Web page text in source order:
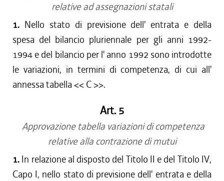
relative ad assegnazioni statali
1. Nello stato di previsione dell' entrata e della
spesa del bilancio pluriennale per gli anni 1992-
1994 e del bilancio per l' anno 1992 sono introdotte
le variazioni, in termini di competenza, di cui all'
annessa tabella << C >>.
Art. 5
Approvazione tabella variazioni di competenza
relative alla contrazione di mutui
1. In relazione al disposto del Titolo II e del Titolo IV,
Capo I, nello stato di previsione dell' entrata e della